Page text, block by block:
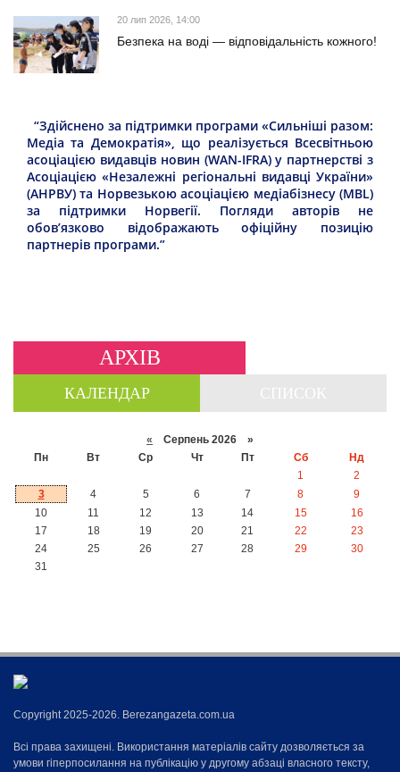
20 лип 2026, 14:00
Безпека на воді — відповідальність кожного!
“Здійснено за підтримки програми «Сильніші разом:
Медіа та Демократія», що реалізується Всесвітньою
асоціацією видавців новин (WAN-IFRA) у партнерстві з
Асоціацією «Незалежні регіональні видавці України»
(АНРВУ) та Норвезькою асоціацією медіабізнесу (MBL)
за підтримки Норвегії. Погляди авторів не
обов’язково відображають офіційну позицію
партнерів програми.”
АРХІВ
КАЛЕНДАР
« Серпень 2026 »
Пн
Вт Ср Чт Пт Сб
Нд
1
2
3
4 5 6 7 8
9
10
11 12 13 14 15
16
17
18 19 20 21 22
23
24
25 26 27 28 29
30
31
Copyright 2025-2026. Berezangazeta.com.ua
Всі права захищені. Використання матеріалів сайту дозволяється за
умови гіперпосилання на публікацію у другому абзаці власного тексту,